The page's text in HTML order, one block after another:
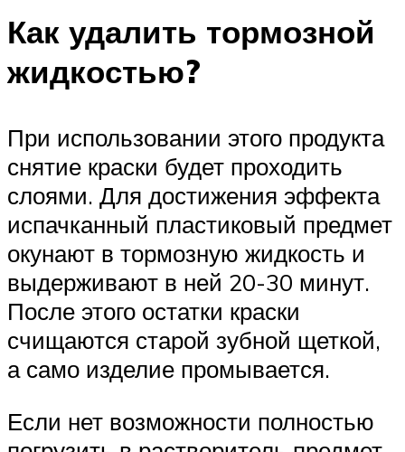
Как удалить тормозной
жидкостью?
При использовании этого продукта
снятие краски будет проходить
слоями. Для достижения эффекта
испачканный пластиковый предмет
окунают в тормозную жидкость и
выдерживают в ней 20-30 минут.
После этого остатки краски
счищаются старой зубной щеткой,
а само изделие промывается.
Если нет возможности полностью